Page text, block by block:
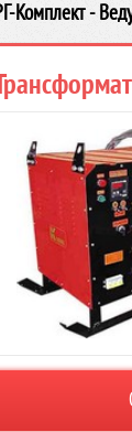
Комплект -